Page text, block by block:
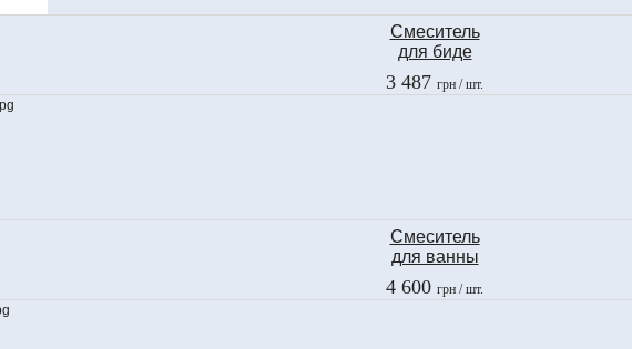
Смеситель
для биде
Fima
2
3 487 грн / шт.
Смеситель
для ванны
Fima
2
4 600 грн / шт.